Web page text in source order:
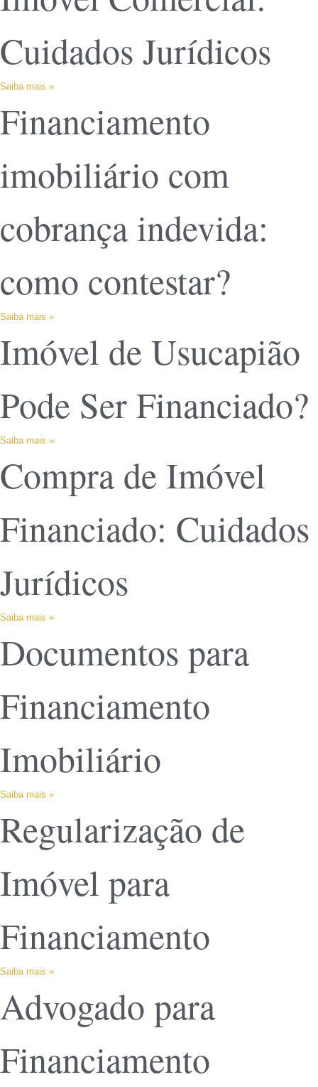
Cuidados Jurídicos
Saiba mais »
Financiamento
imobiliário com
cobrança indevida:
como contestar?
Saiba mais »
Imóvel de Usucapião
Pode Ser Financiado?
Saiba mais »
Compra de Imóvel
Financiado: Cuidados
Jurídicos
Saiba mais »
Documentos para
Financiamento
Imobiliário
Saiba mais »
Regularização de
Imóvel para
Financiamento
Saiba mais »
Advogado para
Financiamento